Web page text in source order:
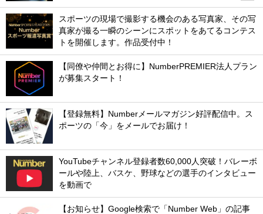
スポーツの現場で撮影する機会のある写真家、その写
真家が撮る一瞬のシーンにスポットをあてるコンテス
トを開催します。作品受付中！
【同僚や仲間とお得に】NumberPREMIER法人プラン
が募集スタート！
【登録無料】Numberメールマガジン好評配信中。ス
ポーツの「今」をメールでお届け！
YouTubeチャンネル登録者数60,000人突破！バレーボ
ールや陸上、バスケ、野球などの選手のインタビュー
を動画で
【お知らせ】Google検索で「Number Web」の記事